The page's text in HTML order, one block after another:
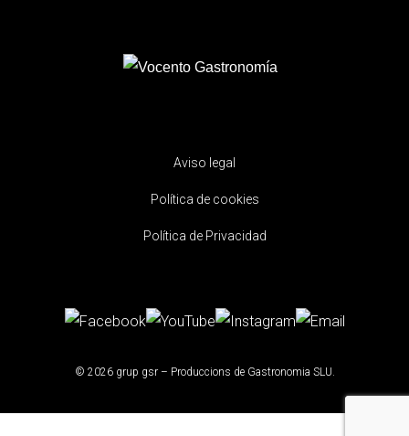
Aviso legal
Política de cookies
Política de Privacidad
© 2026 grup gsr – Produccions de Gastronomia SLU.